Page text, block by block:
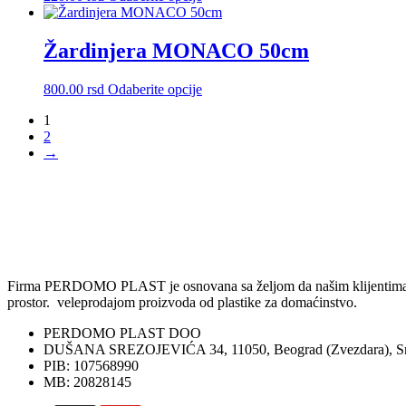
biti
na
stranici
proizvod
više
varijanti.
mogu
Žardinjera MONACO 50cm
800.00 rsd Odaberite opcijeOvaj
1
2
→
Firma PERDOMO PLAST je osnovana sa željom da našim
prostor. veleprodajom proizvoda od plastike za domaćinstvo.
PERDOMO PLAST DOO
DUŠANA SREZOJEVIĆA 34, 11050, Beograd (Zvezdara),
PIB: 107568990
MB: 20828145